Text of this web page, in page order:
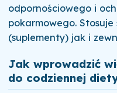
odpornościowego i
pokarmowego.
(suplementy) jak i
Jak wprowadzić
do codziennej